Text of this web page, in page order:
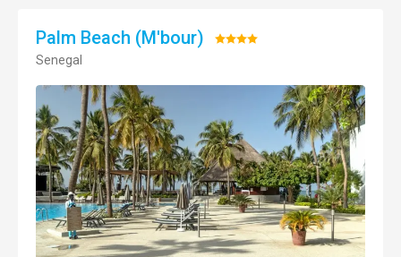
Palm Beach (M'bour) Hodnocení:
Senegal